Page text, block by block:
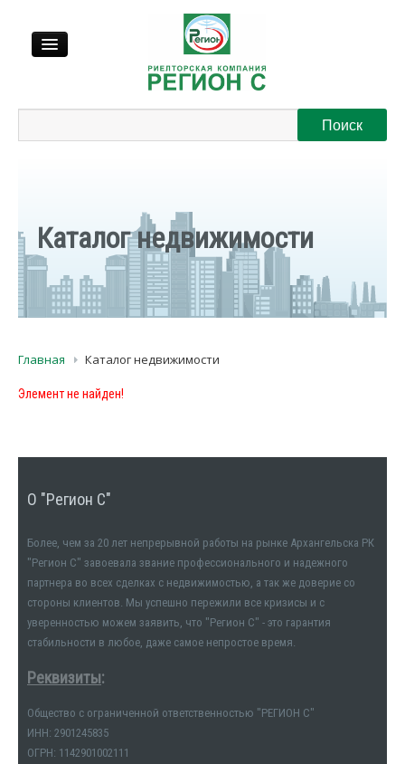
Регионы
Каталог недвижимости
Главная Каталог недвижимости
Элемент не найден!
О "Регион С"
Более, чем за 20 лет непрерывной работы на рынке Архангельска РК
"Регион С" завоевала звание профессионального и надежного
партнера во всех сделках с недвижимостью, а так же доверие со
стороны клиентов. Мы успешно пережили все кризисы и с
уверенностью можем заявить, что "Регион С" - это гарантия
стабильности в любое, даже самое непростое время.
Реквизиты:
Общество с ограниченной ответственностью "РЕГИОН С"
ИНН: 2901245835
ОГРН: 1142901002111